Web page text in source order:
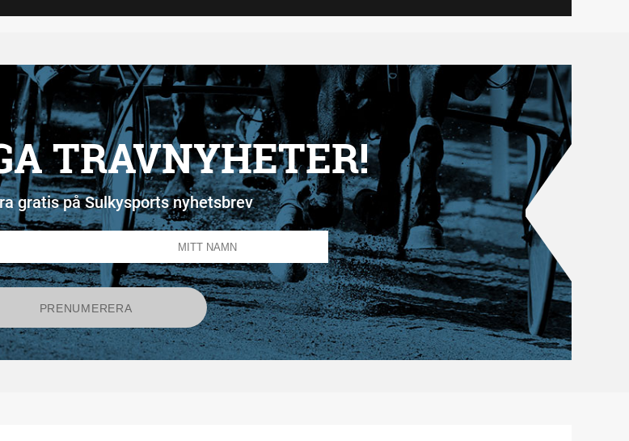
TRAVNYHETER!
gratis på Sulkysports nyhetsbrev